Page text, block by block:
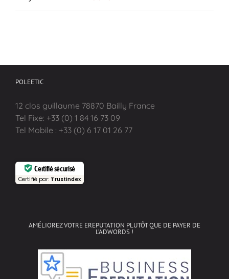
POLEETIC
12 clos guillaume 78870 Bailly France
Tel Fixe: +33 (0) 1 84 16 73 09
Tel Mobile : +33 (0) 6 17 01 26 77
Certifié sécurisé
Certifié par: Trustindex
AMÉLIOREZ VOTRE EREPUTATION PLUTÔT QUE DE PAYER DE
L’ADWORDS !